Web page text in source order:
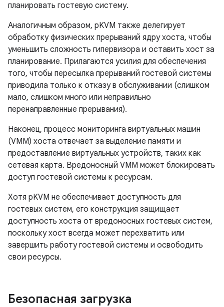
планировать гостевую систему.
Аналогичным образом, pKVM также делегирует
обработку физических прерываний ядру хоста, чтобы
уменьшить сложность гипервизора и оставить хост за
планирование. Прилагаются усилия для обеспечения
того, чтобы пересылка прерываний гостевой системы
приводила только к отказу в обслуживании (слишком
мало, слишком много или неправильно
перенаправленные прерывания).
Наконец, процесс мониторинга виртуальных машин
(VMM) хоста отвечает за выделение памяти и
предоставление виртуальных устройств, таких как
сетевая карта. Вредоносный VMM может блокировать
доступ гостевой системы к ресурсам.
Хотя pKVM не обеспечивает доступность для
гостевых систем, его конструкция защищает
доступность хоста от вредоносных гостевых систем,
поскольку хост всегда может перехватить или
завершить работу гостевой системы и освободить
свои ресурсы.
Безопасная загрузка